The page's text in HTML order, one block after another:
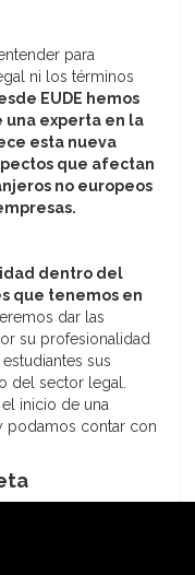
para
ni los términos
EUDE hemos
una experta en la
esta nueva
que afectan
no europeos
dentro del
que tenemos en
dar las
su profesionalidad
sus
del sector legal.
inicio de una
podamos contar con